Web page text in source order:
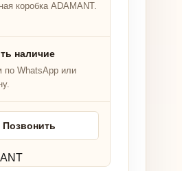
коробка ADAMANT.
наличие
по WhatsApp или
Позвонить